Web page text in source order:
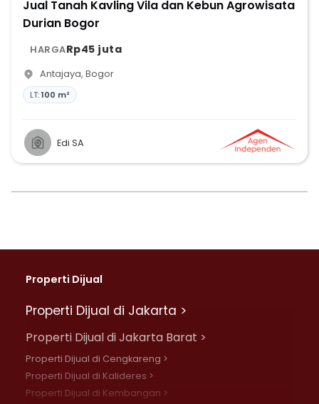
Jual Tanah Kavling Vila dan Kebun Agrowisata
Durian Bogor
HARGARp45 juta
Antajaya, Bogor
LT:100 m²
Edi SA
Properti Dijual
Properti Dijual di Jakarta >
Properti Dijual di Jakarta Barat >
Properti Dijual di Cengkareng >
Properti Dijual di Kalideres >
Properti Dijual di Kembangan >